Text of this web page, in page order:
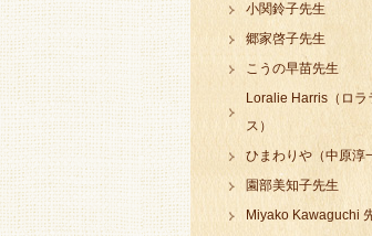
小関鈴子先生
郷家啓子先生
こうの早苗先生
Loralie Harris（ロラ
ス）
ひまわりや（中原淳
園部美知子先生
Miyako Kawaguchi